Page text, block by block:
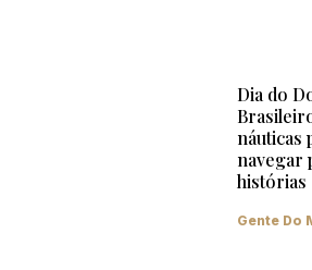
Dia do
náuticas
navegar
histórias
Gente Do